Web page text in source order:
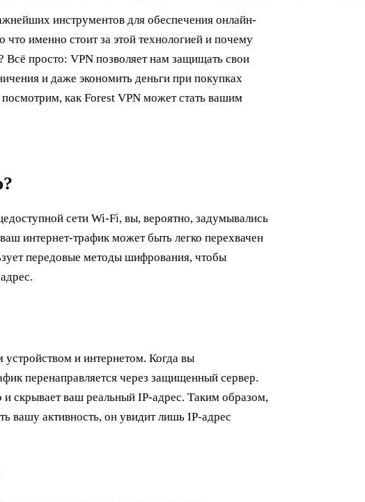
инструментов для обеспечения онлайн-
именно стоит за этой технологией и почему
Всё просто: VPN позволяет нам защищать свои
и даже экономить деньги при покупках
как Forest VPN может стать вашим
сети Wi-Fi, вы, вероятно, задумывались
интернет-трафик может быть легко перехвачен
передовые методы шифрования, чтобы
и интернетом. Когда вы
перенаправляется через защищенный сервер.
скрывает ваш реальный IP-адрес. Таким образом,
вашу активность, он увидит лишь IP-адрес